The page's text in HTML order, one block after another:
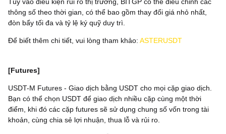
thông số theo thời gian, có thể bao gồm thay đổi giá nhỏ nhất,
đòn bẩy tối đa và tỷ lệ ký quỹ duy trì.
Để biết thêm chi tiết, vui lòng tham khảo: ASTERUSDT
[Futures]
USDT-M Futures - Giao dịch bằng USDT cho mọi cặp giao dịch.
Bạn có thể chọn USDT để giao dịch nhiều cặp cùng một thời
điểm, khi đó các cặp futures sẽ sử dụng chung số vốn trong tài
khoản, cùng chia sẻ lợi nhuận, thua lỗ và rủi ro.